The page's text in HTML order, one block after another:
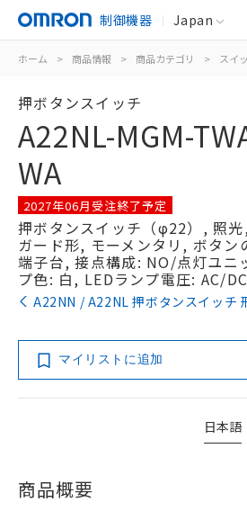
制御機器 Japan
ホーム > 商品情報 > 商品カテゴリ > スイ
押ボタンスイッチ
A22NL-MGM-
WA
2027年06月受注終了予定
押ボタンスイッチ（φ22）, 照
ガード形, モーメンタリ, ボタ
端子台, 接点構成: NO/点灯ユニ
プ色: 白, LEDランプ電圧: AC/
A22NN / A22NL 押ボタンスイッチ
マイリストに追加
日本語
商品概要